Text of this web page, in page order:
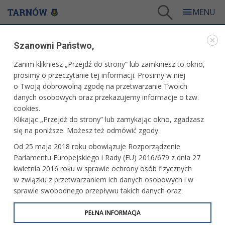
Mecz koszykarzy DGP Azoty Tarnów z Astorią Bydgoszcz
WARTO ZOBACZYĆ
MECZ KOSZYKARZY DGP AZOTY TARNÓW Z
ASTORIĄ BYDGOSZCZ
19 listopada 2005 r.fot. Paweł Topolski
Szanowni Państwo,
Zanim klikniesz „Przejdź do strony” lub zamkniesz to okno,
prosimy o przeczytanie tej informacji. Prosimy w niej
o Twoją dobrowolną zgodę na przetwarzanie Twoich
danych osobowych oraz przekazujemy informacje o tzw.
cookies.
Klikając „Przejdź do strony” lub zamykając okno, zgadzasz
się na poniższe. Możesz też odmówić zgody.
Od 25 maja 2018 roku obowiązuje Rozporządzenie
Parlamentu Europejskiego i Rady (EU) 2016/679 z dnia 27
kwietnia 2016 roku w sprawie ochrony osób fizycznych
w związku z przetwarzaniem ich danych osobowych i w
sprawie swobodnego przepływu takich danych oraz
uchylenia dyrektywy 95/46/WE (określane jako RODO, GDPR
lub Ogólne Rozporządzenie o Ochronie Danych
PEŁNA INFORMACJA